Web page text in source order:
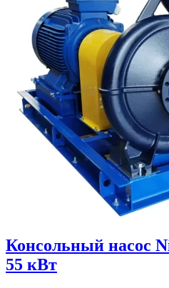
Консольный насос
55 кВт